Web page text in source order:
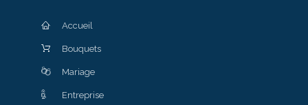
Accueil
Bouquets
Mariage
Entreprise